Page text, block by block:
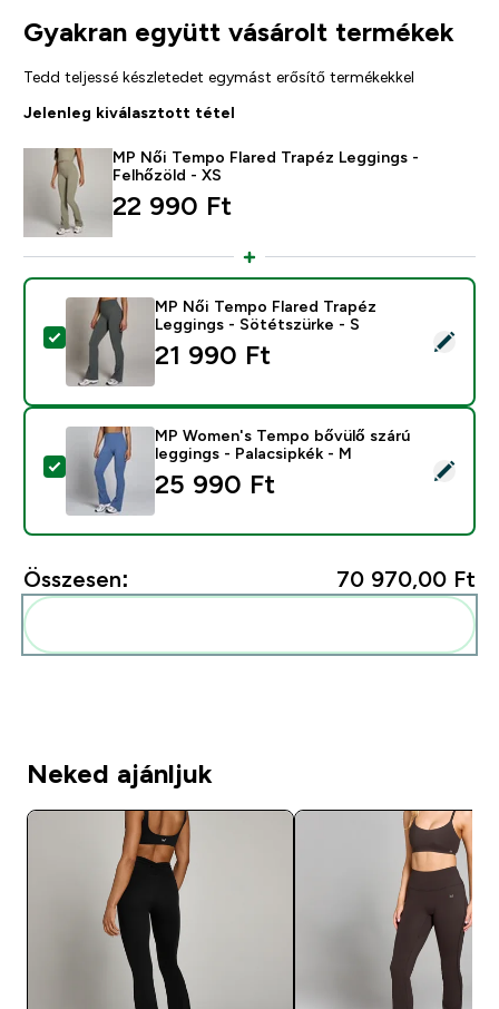
Gyakran együtt vásárolt termékek
Tedd teljessé készletedet egymást erősítő termékekkel
Jelenleg kiválasztott tétel
MP Női Tempo Flared Trapéz Leggings -
Felhőzöld - XS
22 990 Ft‎
Termék kiválasztása - MP Női Tempo Flared Trapéz
MP Női Tempo Flared Trapéz
Leggings - Sötétszürke - S
21 990 Ft‎
Termék kiválasztása - MP Women's Tempo bővülő
MP Women's Tempo bővülő szárú
leggings - Palacsipkék - M
25 990 Ft‎
Összesen: 70 970,00 Ft‎
Neked ajánljuk